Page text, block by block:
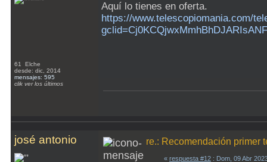
61 Elche
desde: dic, 2014
mensajes: 595
clik ver los últimos
Aquí lo tienes en oferta.
https://www.telescopiomania.com/
josé antonio re.: Recomendación primer
« respuesta #12 : Dom, 09 Abr